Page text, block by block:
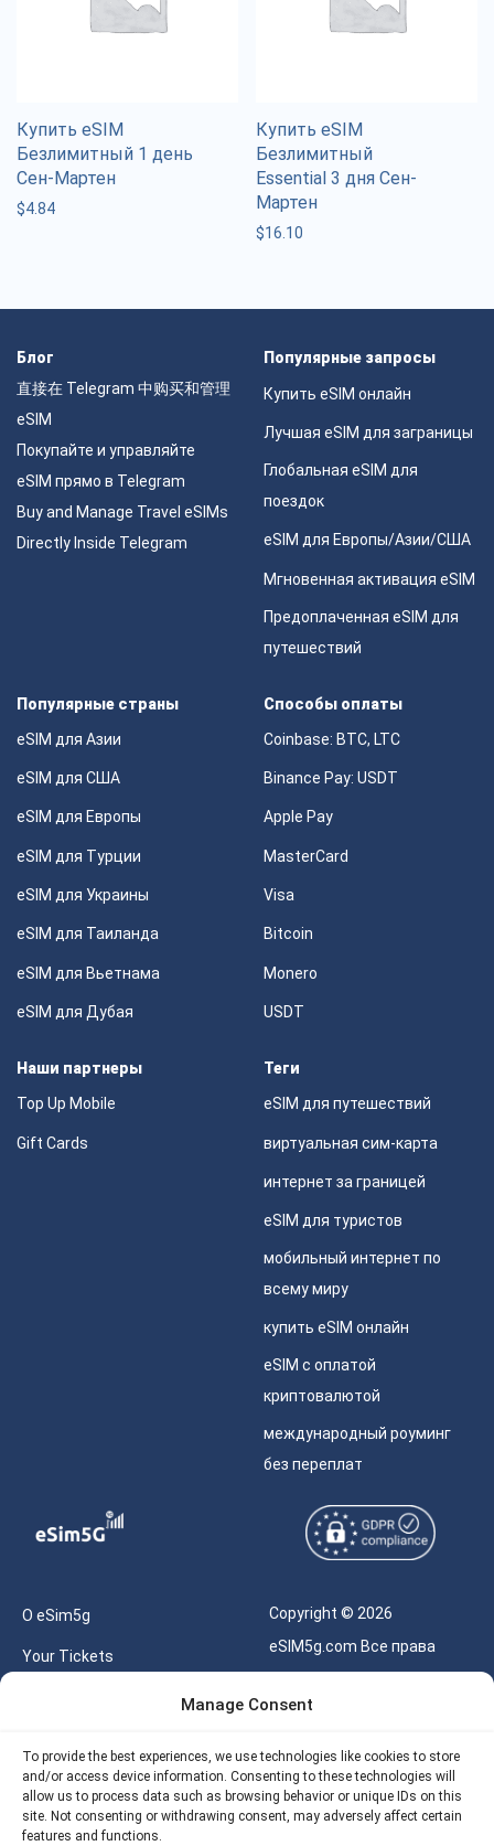
Manage Consent
To provide the best experiences, we use technologies like cookies to store
and/or access device information. Consenting to these technologies will
allow us to process data such as browsing behavior or unique IDs on this
site. Not consenting or withdrawing consent, may adversely affect certain
features and functions.
Купить eSIM
Безлимитный 1 день
Сен-Мартен
$4.84
Купить eSIM
Безлимитный
Essential 3 дня Сен-
Мартен
$16.10
Блог
直接在 Telegram 中购买和管理
eSIM
Покупайте и управляйте
eSIM прямо в Telegram
Buy and Manage Travel eSIMs
Directly Inside Telegram
Популярные запросы
Купить eSIM онлайн
Лучшая eSIM для заграницы
Глобальная eSIM для
поездок
eSIM для Европы/Азии/США
Мгновенная активация eSIM
Предоплаченная eSIM для
путешествий
Популярные страны
eSIM для Азии
eSIM для США
eSIM для Европы
eSIM для Турции
eSIM для Украины
eSIM для Таиланда
eSIM для Вьетнама
eSIM для Дубая
Способы оплаты
Coinbase: BTC, LTC
Binance Pay: USDT
Apple Pay
MasterCard
Visa
Bitcoin
Monero
USDT
Наши партнеры
Top Up Mobile
Gift Cards
Теги
eSIM для путешествий
виртуальная сим-карта
интернет за границей
eSIM для туристов
мобильный интернет по
всему миру
купить eSIM онлайн
eSIM с оплатой
криптовалютой
международный роуминг
без переплат
О eSim5g
Your Tickets
Калькулятор для eSIM
Политика возврата
eSIM5G
Copyright © 2026
eSIM5g.com Все права
Политика
конфиденциальности